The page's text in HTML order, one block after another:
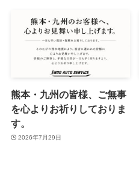
熊本・九州の皆様、ご無事
を心よりお祈りしておりま
す。
2026年7月29日